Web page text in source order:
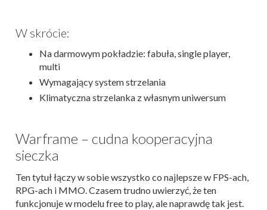
W skrócie:
Na darmowym pokładzie: fabuła, single player,
multi
Wymagający system strzelania
Klimatyczna strzelanka z własnym uniwersum
Warframe – cudna kooperacyjna
sieczka
Ten tytuł łączy w sobie wszystko co najlepsze w FPS-ach,
RPG-ach i MMO. Czasem trudno uwierzyć, że ten
funkcjonuje w modelu free to play, ale naprawdę tak jest.